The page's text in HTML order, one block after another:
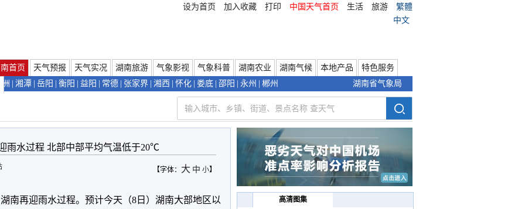
设为首页 加入收藏 打印 中国天气首页 生活 旅游
繁體
中文
首页 天气预报 天气实况 湖南旅游 气象影视 气象科普 湖南农业 湖南气候 本地产品
特色服务
湘潭 岳阳 衡阳 益阳 常德 张家界 湘西 怀化 娄底 邵阳 永州 郴州 湖南省气象局
雨水过程 北部中部平均气温低于20℃
【字体： 大 中 小】
南再迎雨水过程。预计今天（8日）湖南大部地区以
高清图集